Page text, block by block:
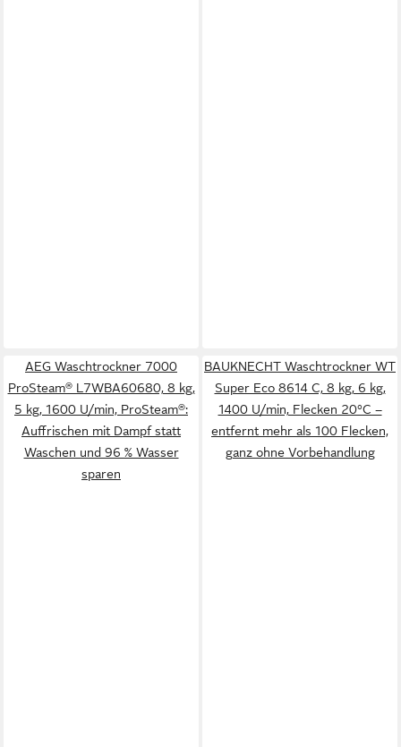
AEG Waschtrockner 7000
ProSteam® L7WBA60680, 8 kg,
5 kg, 1600 U/min, ProSteam®:
Auffrischen mit Dampf statt
Waschen und 96 % Wasser
sparen
BAUKNECHT Waschtrockner WT
Super Eco 8614 C, 8 kg, 6 kg,
1400 U/min, Flecken 20°C –
entfernt mehr als 100 Flecken,
ganz ohne Vorbehandlung